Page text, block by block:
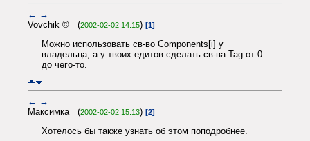
← →
Vovchik © (2002-02-02 14:15) [1]
Можно использовать св-во Components[i] у
владельца, а у твоих едитов сделать св-ва Tag от 0
до чего-то.
← →
Максимка (2002-02-02 15:13) [2]
Хотелось бы также узнать об этом поподробнее.